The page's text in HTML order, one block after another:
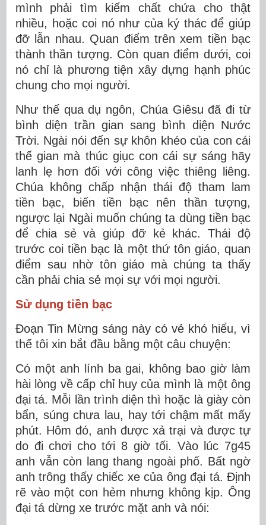
mình phải tìm kiếm chất chứa cho thật
nhiều, hoặc coi nó như của ký thác để giúp
đỡ lẫn nhau. Quan điểm trên xem tiền bạc
thành thần tượng. Còn quan điểm dưới, coi
nó chỉ là phương tiện xây dựng hạnh phúc
chung cho mọi người.
Như thế qua dụ ngôn, Chúa Giêsu đã đi từ
bình diện trần gian sang bình diện Nước
Trời. Ngài nói đến sự khôn khéo của con cái
thế gian mà thúc giục con cái sự sáng hãy
lanh lẹ hơn đối với công việc thiêng liêng.
Chúa không chấp nhận thái độ tham lam
tiền bạc, biến tiền bạc nên thần tượng,
ngược lại Ngài muốn chúng ta dùng tiền bạc
để chia sẻ và giúp đỡ kẻ khác. Thái độ
trước coi tiền bạc là một thứ tôn giáo, quan
điểm sau nhờ tôn giáo mà chúng ta thấy
cần phải chia sẻ mọi sự với mọi người.
Sử dụng tiền bạc
Đoạn Tin Mừng sáng này có vẻ khó hiểu, vì
thế tôi xin bắt đầu bằng một câu chuyện:
Có một anh lính ba gai, không bao giờ làm
hài lòng về cấp chỉ huy của mình là một ông
đại tá. Mỗi lần trình diện thì hoặc là giày còn
bẩn, súng chưa lau, hay tới chậm mất mấy
phút. Hôm đó, anh được xả trại và được tự
do đi chơi cho tới 8 giờ tối. Vào lúc 7g45
anh vẫn còn lang thang ngoài phố. Bất ngờ
anh trông thấy chiếc xe của ông đại tá. Định
rẽ vào một con hẻm nhưng không kịp. Ông
đại tá dừng xe trước mặt anh và nói: